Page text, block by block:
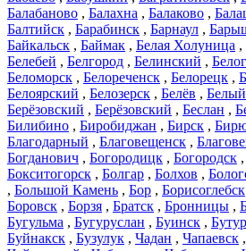
Балабаново , Балахна , Балаково ,
Балтийск , Барабинск , Барнаул ,
Байкальск , Баймак , Белая Холуница ,
Белебей , Белгород , Белинский ,
Беломорск , Белореченск , Белорецк ,
Белоярский , Белозерск , Белёв , Белый
Берёзовский , Берёзовский , Беслан ,
Билибино , Биробиджан , Бирск ,
Благодарный , Благовещенск ,
Богданович , Богородицк , Богородск ,
Бокситогорск , Болгар , Болхов ,
, Большой Камень , Бор , Борисоглебск
Боровск , Борзя , Братск , Бронницы ,
Бугульма , Бугуруслан , Буинск ,
Буйнакск , Бузулук , Чадан , Чапаевск ,